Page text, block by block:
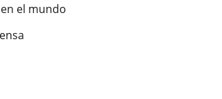
el mundo